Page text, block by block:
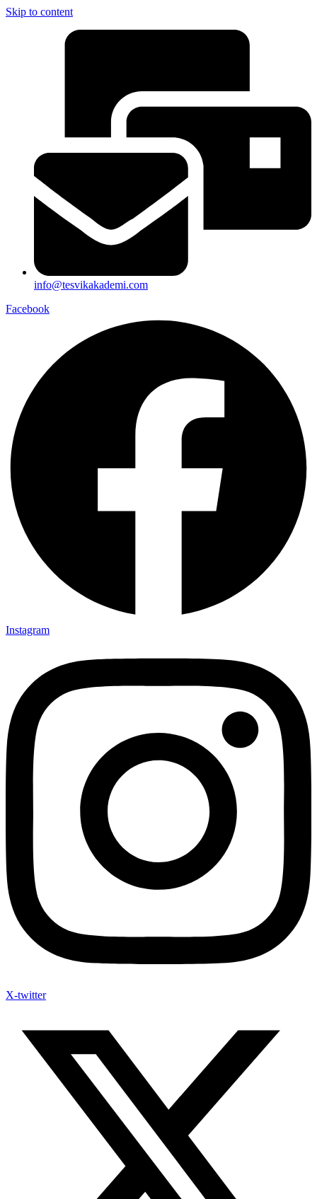
Skip to content
info@tesvikakademi.com
Facebook
Instagram
X-twitter